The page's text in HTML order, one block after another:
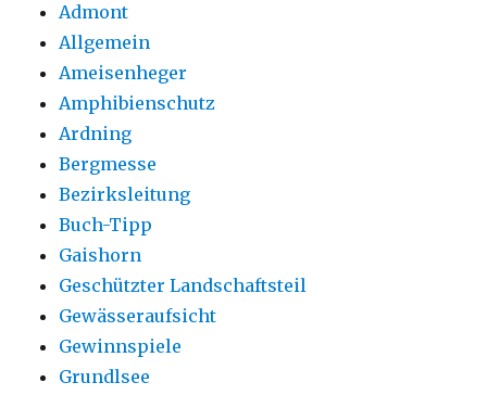
Admont
Allgemein
Ameisenheger
Amphibienschutz
Ardning
Bergmesse
Bezirksleitung
Buch-Tipp
Gaishorn
Geschützter Landschaftsteil
Gewässeraufsicht
Gewinnspiele
Grundlsee